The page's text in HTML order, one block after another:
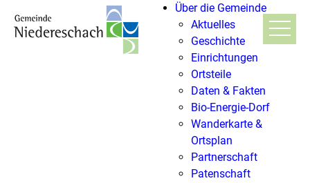
Über die Gemeinde
Aktuelles
Geschichte
Einrichtungen
Ortsteile
Daten & Fakten
Bio-Energie-Dorf
Wanderkarte &
Ortsplan
Partnerschaft
Patenschaft